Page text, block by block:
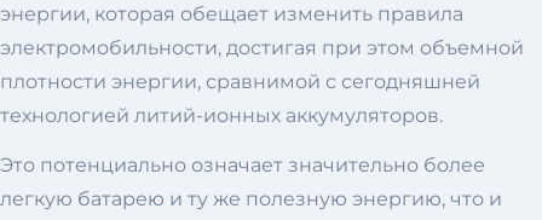
энергии, которая обещает изменить правила
электромобильности, достигая при этом объемной
плотности энергии, сравнимой с сегодняшней
технологией литий-ионных аккумуляторов.
Это потенциально означает значительно более
легкую батарею и ту же полезную энергию, что и